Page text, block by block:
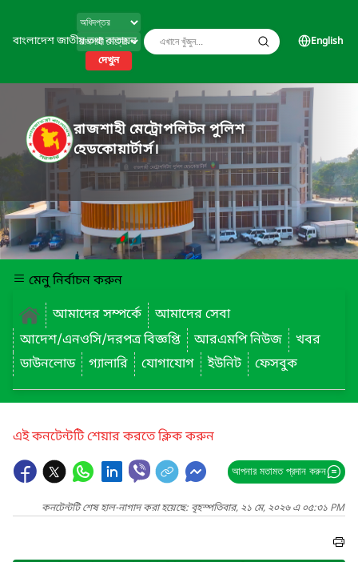
বাংলাদেশ জাতীয় তথ্য বাতায়ন
দেখুন
English
রাজশাহী মেট্রোপলিটন পুলিশ
হেডকোয়ার্টার্স।
মেনু নির্বাচন করুন
আমাদের সম্পর্কে
আমাদের সেবা
আদেশ/এনওসি/দরপত্র বিজ্ঞপ্তি
আরএমপি নিউজ
খবর
ডাউনলোড
গ্যালারি যোগাযোগ ইউনিট ফেসবুক
এই কনটেন্টটি শেয়ার করতে ক্লিক করুন
আপনার মতামত প্রদান করুন
কনটেন্টটি শেষ হাল-নাগাদ করা হয়েছে: বৃহস্পতিবার, ২১ মে, ২০২৬ এ ০৫:৩১ PM